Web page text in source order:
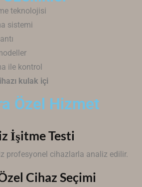
teknolojisi
sistemi
ile kontrol
kulak içi
Özel Hizmet
İşitme Testi
profesyonel cihazlarla analiz edilir.
Cihaz Seçimi